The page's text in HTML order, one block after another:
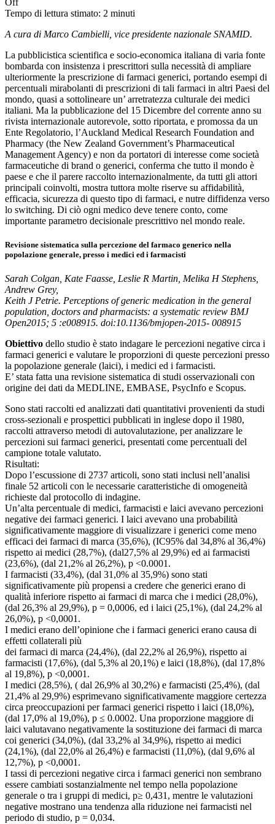
Tempo di lettura stimato: 2 minuti
A cura di Marco Cambielli, vice presidente nazionale SNAMID.
La pubblicistica scientifica e socio-economica italiana di varia fonte
bombarda con insistenza i prescrittori sulla necessità di ampliare
ulteriormente la prescrizione di farmaci generici, portando esempi di
percentuali mirabolanti di prescrizioni di tali farmaci in altri Paesi del
mondo, quasi a sottolineare un’ arretratezza culturale dei medici
italiani. Ma la pubblicazione del 15 Dicembre del corrente anno su
rivista internazionale autorevole, sotto riportata, e promossa da un
Ente Regolatorio, l’Auckland Medical Research Foundation and
Pharmacy (the New Zealand Government’s Pharmaceutical
Management Agency) e non da portatori di interesse come società
farmaceutiche di brand o generici, conferma che tutto il mondo è
paese e che il parere raccolto internazionalmente, da tutti gli attori
principali coinvolti, mostra tuttora molte riserve su affidabilità,
efficacia, sicurezza di questo tipo di farmaci, e nutre diffidenza verso
lo switching. Di ciò ogni medico deve tenere conto, come
importante parametro decisionale prescrittivo nel mondo reale.
Revisione sistematica sulla percezione del farmaco generico nella
popolazione generale, presso i medici ed i farmacisti
Sarah Colgan, Kate Faasse, Leslie R Martin, Melika H Stephens,
Andrew Grey,
Keith J Petrie. Perceptions of generic medication in the general
population, doctors and pharmacists: a systematic review BMJ
Open2015; 5 :e008915. doi:10.1136/bmjopen-2015- 008915
Obiettivo dello studio è stato indagare le percezioni negative circa i
farmaci generici e valutare le proporzioni di queste percezioni presso
la popolazione generale (laici), i medici ed i farmacisti.
E’ stata fatta una revisione sistematica di studi osservazionali con
origine dei dati da MEDLINE, EMBASE, PsycInfo e Scopus.
Sono stati raccolti ed analizzati dati quantitativi provenienti da studi
cross-sezionali e prospettici pubblicati in inglese dopo il 1980,
raccolti attraverso metodi di autovalutazione, per analizzare le
percezioni sui farmaci generici, presentati come percentuali del
campione totale valutato.
Risultati:
Dopo l’escussione di 2737 articoli, sono stati inclusi nell’analisi
finale 52 articoli con le necessarie caratteristiche di omogeneità
richieste dal protocollo di indagine.
Un’alta percentuale di medici, farmacisti e laici avevano percezioni
negative dei farmaci generici. I laici avevano una probabilità
significativamente maggiore di visualizzare i generici come meno
efficaci dei farmaci di marca (35,6%), (IC95% dal 34,8% al 36,4%)
rispetto ai medici (28,7%), (dal27,5% al 29,9%) ed ai farmacisti
(23,6%), (dal 21,2% al 26,2%), p <0.0001.
I farmacisti (33,4%), (dal 31,0% al 35,9%) sono stati
significativamente più propensi a credere che generici erano di
qualità inferiore rispetto ai farmaci di marca che i medici (28,0%),
(dal 26,3% al 29,9%), p = 0,0006, ed i laici (25,1%), (dal 24,2% al
26,0%), p <0,0001.
I medici erano dell’opinione che i farmaci generici erano causa di
effetti collaterali più
dei farmaci di marca (24,4%), (dal 22,2% al 26,9%), rispetto ai
farmacisti (17,6%), (dal 5,3% al 20,1%) e laici (18,8%), (dal 17,8%
al 19,8%), p <0,0001.
I medici (28,5%), ( dal 26,9% al 30,2%) e farmacisti (25,4%), (dal
21,4% al 29,9%) esprimevano significativamente maggiore certezza
circa preoccupazioni per farmaci generici rispetto i laici (18,0%),
(dal 17,0% al 19,0%), p ≤ 0.0002. Una proporzione maggiore di
laici valutavano negativamente la sostituzione dei farmaci di marca
coi generici (34,0%), (dal 33,2% al 34,9%), rispetto ai medici
(24,1%), (dal 22,0% al 26,4%) e farmacisti (11,0%), (dal 9,6% al
12,7%), p <0,0001.
I tassi di percezioni negative circa i farmaci generici non sembrano
essere cambiati sostanzialmente nel tempo nella popolazione
generale o tra i gruppi di medici, p≥ 0,431, mentre le valutazioni
negative mostrano una tendenza alla riduzione nei farmacisti nel
periodo di studio, p = 0,034.